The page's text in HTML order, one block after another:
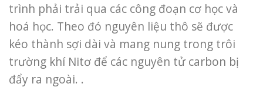
trình phải trải qua các công đoạn cơ học và
hoá học. Theo đó nguyên liệu thô sẽ được
kéo thành sợi dài và mang nung trong trôi
trường khí Nitơ để các nguyên tử carbon bị
đẩy ra ngoài. .